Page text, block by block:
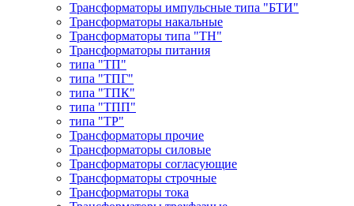
Трансформаторы импульсные типа "БТИ"
Трансформаторы накальные
Трансформаторы типа "ТН"
Трансформаторы питания
типа "ТП"
типа "ТПГ"
типа "ТПК"
типа "ТПП"
типа "ТР"
Трансформаторы прочие
Трансформаторы силовые
Трансформаторы согласующие
Трансформаторы строчные
Трансформаторы тока